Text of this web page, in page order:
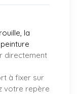
la
directement
à fixer sur
votre repère